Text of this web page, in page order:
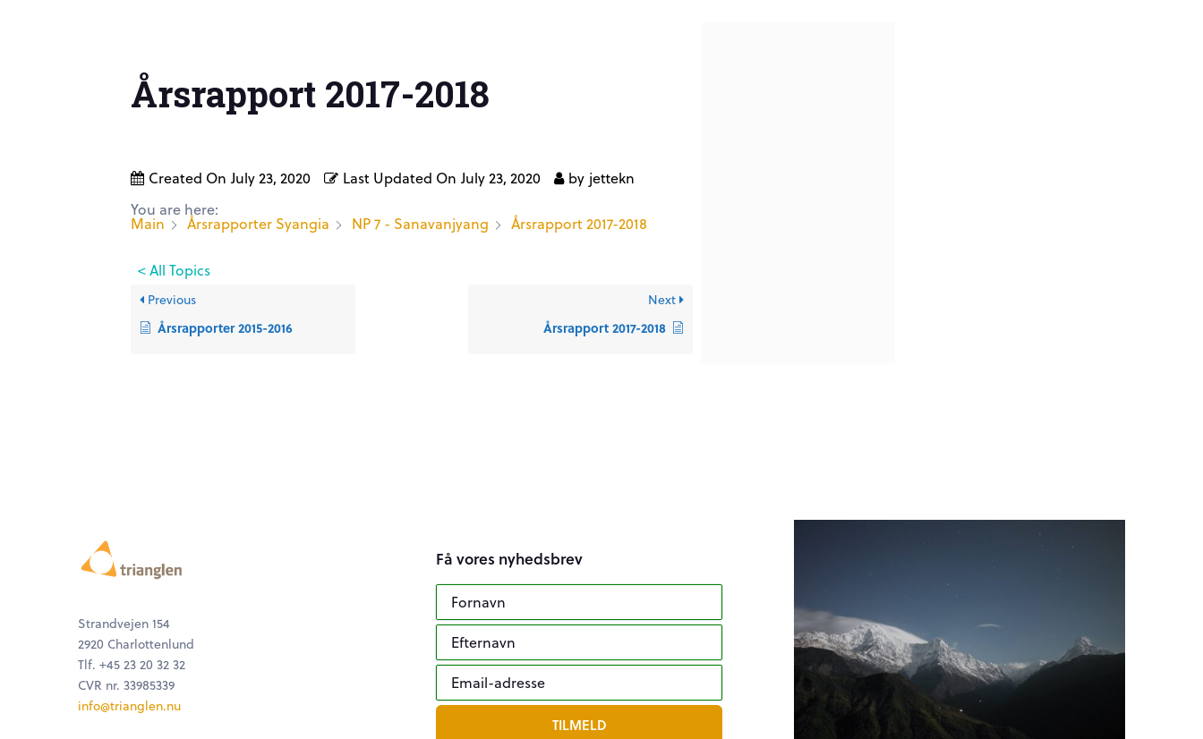
Årsrapport 2017-2018
Created On July 23, 2020 Last Updated On July 23, 2020 by jettekn
You are here:
Main Årsrapporter Syangia NP 7 - Sanavanjyang Årsrapport 2017-2018
< All Topics
Previous
Årsrapporter 2015-2016
Next
Årsrapport 2017-2018
Strandvejen 154
2920 Charlottenlund
Tlf. +45 23 20 32 32
CVR nr. 33985339
info@trianglen.nu
Få vores nyhedsbrev